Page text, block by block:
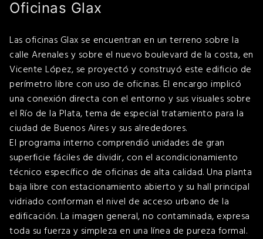
Oficinas Glax
Las oficinas Glax se encuentran en un terreno sobre la
calle Arenales y sobre el nuevo boulevard de la costa, en
Vicente López, se proyectó y construyó este edificio de
perímetro libre con uso de oficinas. El encargo implicó
una conexión directa con el entorno y sus visuales sobre
el Río de la Plata, tema de especial tratamiento para la
ciudad de Buenos Aires y sus alrededores.
El programa interno comprendió unidades de gran
superficie fáciles de dividir, con el acondicionamiento
técnico específico de oficinas de alta calidad. Una planta
baja libre con estacionamiento abierto y su hall principal
vidriado conforman el nivel de acceso urbano de la
edificación. La imagen general, no contaminada, expresa
toda su fuerza y simpleza en una línea de pureza formal.